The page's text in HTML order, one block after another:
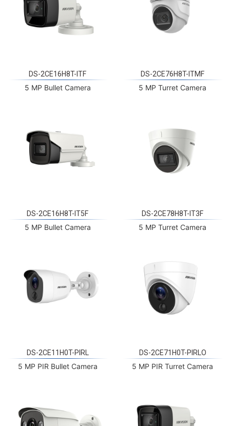
5 MP Bullet Camera 5 MP Turret Camera
5 MP Bullet Camera 5 MP Turret Camera
5 MP PIR Bullet Camera 5 MP PIR Turret Camera